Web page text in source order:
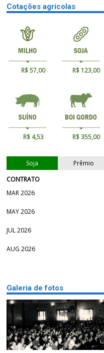
Cotações agrícolas
R$ 57,00 R$ 123,00
R$ 4,53 R$ 355,00
Soja Prêmio
CONTRATO
MAR 2026
MAY 2026
JUL 2026
AUG 2026
Galeria de fotos